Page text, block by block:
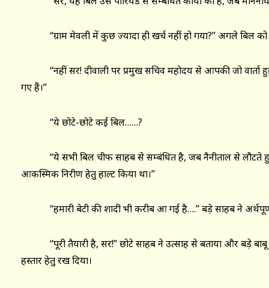
‘‘ग्राम मेवली में कुछ ज्यादा ही खर्च नहीं हो गया?’’ अगले बिल
‘‘नहीं सर! दीवाली पर प्रमुख सचिव महोदय से आपकी जो वार्ता
गए हैं।’’
‘‘ये छोटे-छोटे कई बिल……?
‘‘ये सभी बिल चीफ साहब से सम्बंधित है, जब नैनीताल से लौटते हुए
आकस्मिक निरीक्षण हेतु हाल्ट किया था।’’
‘‘हमारी बेटी की शादी भी करीब आ गई है….’’ बड़े साहब ने
‘‘पूरी तैयारी है, सर!’’ छोटे साहब ने उत्साह से बताया और बड़े
हस्ताक्षर हेतु रख दिया।